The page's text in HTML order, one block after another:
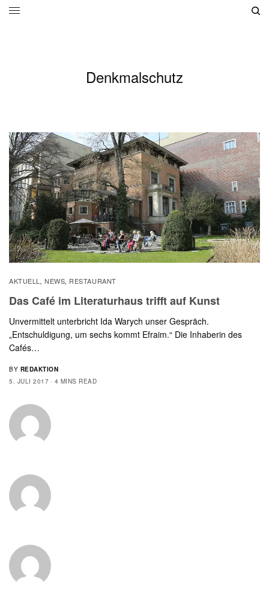
Denkmalschutz
AKTUELL, NEWS, RESTAURANT
Das Café im Literaturhaus trifft auf Kunst
Unvermittelt unterbricht Ida Warych unser Gespräch.
„Entschuldigung, um sechs kommt Efraim.“ Die Inhaberin des
Cafés…
BY REDAKTION
5. JULI 2017
4 MINS READ